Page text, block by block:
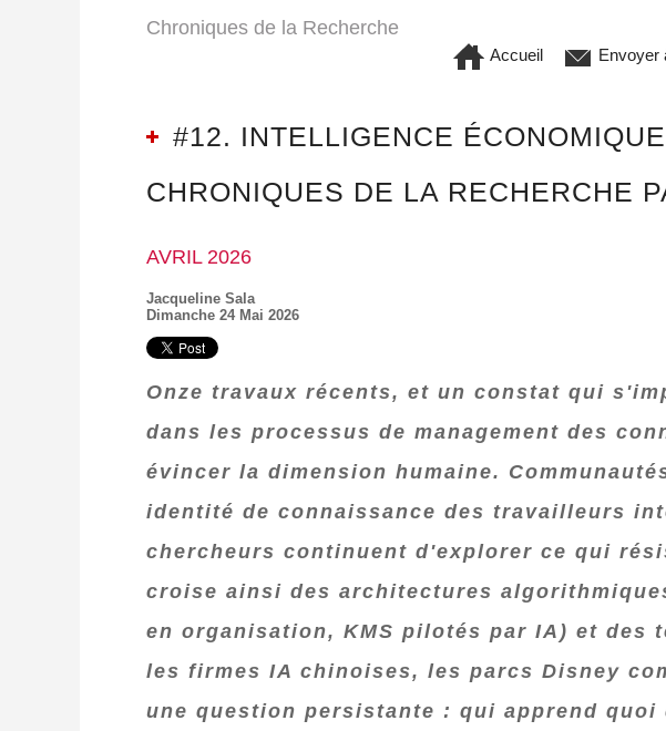
Chroniques de la Recherche
Accueil Envoyer
#12. INTELLIGENCE
CHRONIQUES DE LA RECHERCHE
AVRIL 2026
Jacqueline Sala
Dimanche 24 Mai 2026
Onze travaux récents, et un constat qui
dans les processus de management des
évincer la dimension humaine.
identité de connaissance des travailleurs
chercheurs continuent d'explorer ce qui
croise ainsi des architectures
en organisation, KMS pilotés par IA) et des
les firmes IA chinoises, les parcs Disney
une question persistante : qui apprend